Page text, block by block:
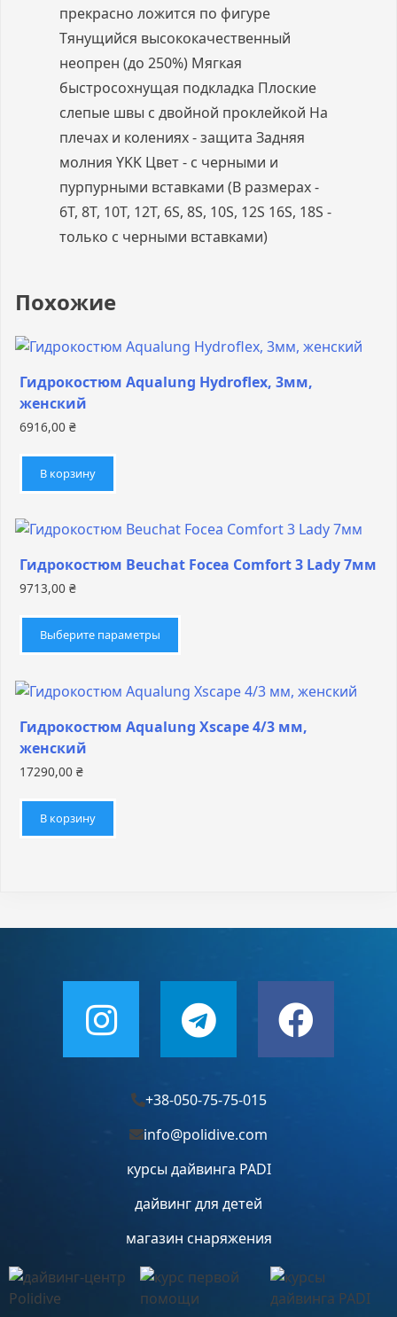
прекрасно ложится по фигуре
Тянущийся высококачественный
неопрен (до 250%) Мягкая
быстросохнущая подкладка Плоские
слепые швы с двойной проклейкой На
плечах и колениях - защита Задняя
молния YKK Цвет - с черными и
пурпурными вставками (В размерах -
6T, 8T, 10T, 12T, 6S, 8S, 10S, 12S 16S, 18S -
только с черными вставками)
Похожие
Гидрокостюм Aqualung Hydroflex, 3мм,
женский
6916,00 ₴
В корзину
Гидрокостюм Beuchat Focea Comfort 3 Lady 7мм
9713,00 ₴
Выберите параметры
вариаций.
Опции
можно
Гидрокостюм Aqualung Xscape 4/3 мм,
женский
17290,00 ₴
В корзину
+38-050-75-75-015
info@polidive.com
курсы дайвинга PADI
дайвинг для детей
магазин снаряжения